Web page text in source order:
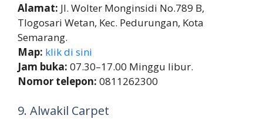
Alamat: Jl. Wolter Monginsidi No.789 B,
Tlogosari Wetan, Kec. Pedurungan, Kota
Semarang.
Map: klik di sini
Jam buka: 07.30–17.00 Minggu libur.
Nomor telepon: 0811262300
9. Alwakil Carpet